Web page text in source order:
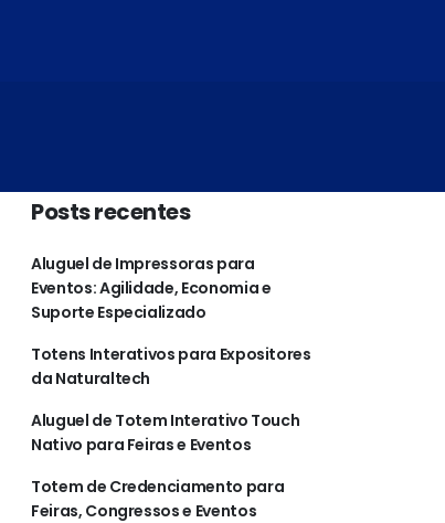
Posts recentes
Aluguel de Impressoras para
Eventos: Agilidade, Economia e
Suporte Especializado
Totens Interativos para Expositores
da Naturaltech
Aluguel de Totem Interativo Touch
Nativo para Feiras e Eventos
Totem de Credenciamento para
Feiras, Congressos e Eventos